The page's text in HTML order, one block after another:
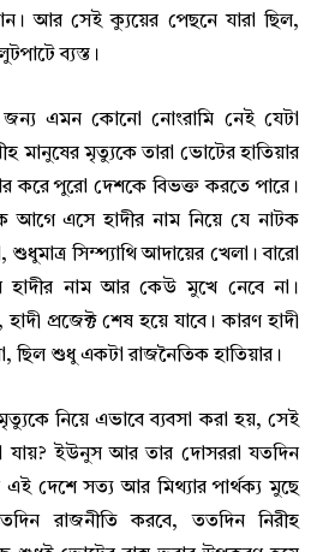
আর সেই ক্যুয়ের পেছনে যারা ছিল,
ব্যস্ত।
জন্য এমন কোনো নোংরামি নেই যেটা
মানুষের মৃত্যুকে তারা ভোটের হাতিয়ার
করে পুরো দেশকে বিভক্ত করতে পারে।
আগে এসে হাদীর নাম নিয়ে যে নাটক
সিম্প্যাথি আদায়ের খেলা। বারো
হাদীর নাম আর কেউ মুখে নেবে না।
প্রজেক্ট শেষ হয়ে যাবে। কারণ হাদী
ছিল শুধু একটা রাজনৈতিক হাতিয়ার।
নিয়ে এভাবে ব্যবসা করা হয়, সেই
ইউনুস আর তার দোসররা যতদিন
দেশে সত্য আর মিথ্যার পার্থক্য মুছে
রাজনীতি করবে, ততদিন নিরীহ